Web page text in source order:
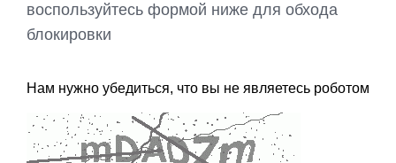
воспользуйтесь формой ниже для обхода
блокировки
Нам нужно убедиться, что вы не являетесь роботом